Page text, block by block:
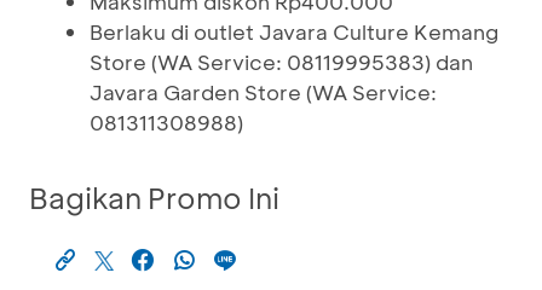
Berlaku di outlet Javara Culture Kemang
Store (WA Service: 08119995383) dan
Javara Garden Store (WA Service:
081311308988)
Bagikan Promo Ini